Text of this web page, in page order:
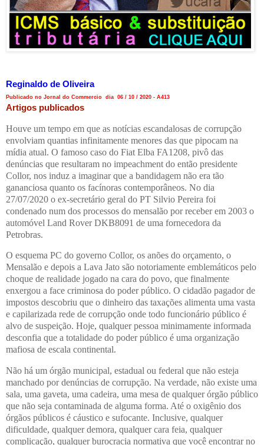
Reginaldo de Oliveira
Publicado no Jornal do Commercio dia 06 / 10 / 2020 - A413
Artigos publicados
Houve um tempo em que as notícias escandalosas de corrupção
envolviam quantias infinitamente menores das que pipocam na
mídia atual. O famoso caso do Fiat Elba FA1208, pivô das
denúncias que resultaram no impeachment do então presidente
Collor, nos induz a imaginar que a bandidagem não era tão
gananciosa quanto os facínoras contemporâneos. No dia
27/07/2020 o ex-secretário geral do PT Silvio Pereira foi
condenado num dos processos do mensalão por receber em 2003 o
automóvel Land Rover DKB8091 de uma fornecedora da
Petrobras.
O esquema PC do governo Collor, os anões do orçamento, o
Mensalão e depois a Lava Jato são notoriamente emblemáticos pelo
choque de realidade jogado na cara do povo, que finalmente
enxergou a face criminosa do poder público. O cidadão pagador de
impostos descobriu que o dinheiro das taxações alimenta uma vasta
e capilarizada rede de corrupção onde todo funcionário público é
alvo de suspeição. Hoje, qualquer pessoa minimamente informada
desconfia que a totalidade do poder público é uma organização
mafiosa de escala continental.
Não há um órgão municipal, estadual ou federal que não esteja
manchado por denúncias de corrupção. Na verdade, não existe uma
sala, uma gaveta, uma cadeira, uma mesa de qualquer órgão público
que não seja contaminada de alguma forma. Até o oxigênio dos
órgãos públicos é cáustico e sufocante. Inclusive, qualquer
dificuldade, qualquer demora, qualquer cara feia, qualquer
complicação, qualquer burocracia normativa que você encontrar no